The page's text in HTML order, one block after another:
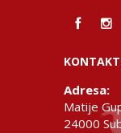
Adresa:
Matije
24000